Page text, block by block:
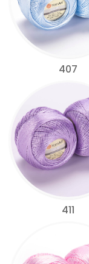
407
411